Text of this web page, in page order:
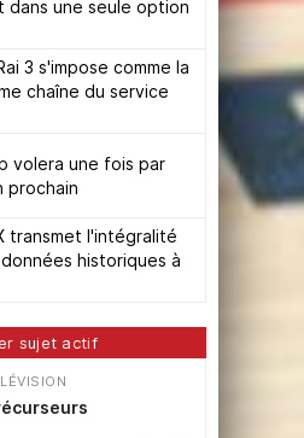
dans une seule option
3 s'impose comme la
chaîne du service
volera une fois par
prochain
transmet l'intégralité
historiques à
sujet actif